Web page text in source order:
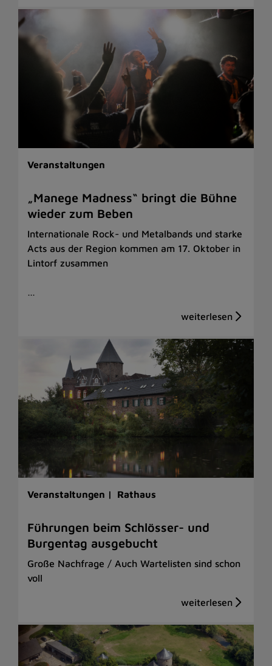
Veranstaltungen
„Manege Madness“ bringt die Bühne
wieder zum Beben
Internationale Rock- und Metalbands und starke
Acts aus der Region kommen am 17. Oktober in
Lintorf zusammen
…
Veranstaltungen | Rathaus
Führungen beim Schlösser- und
Burgentag ausgebucht
Große Nachfrage / Auch Wartelisten sind schon
voll